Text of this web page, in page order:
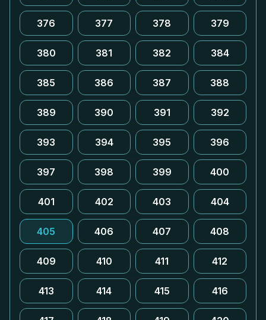
376 377 378 379
380 381 382 384
385 386 387 388
389 390 391 392
393 394 395 396
397 398 399 400
401 402 403 404
405 406 407 408
409 410 411 412
413 414 415 416